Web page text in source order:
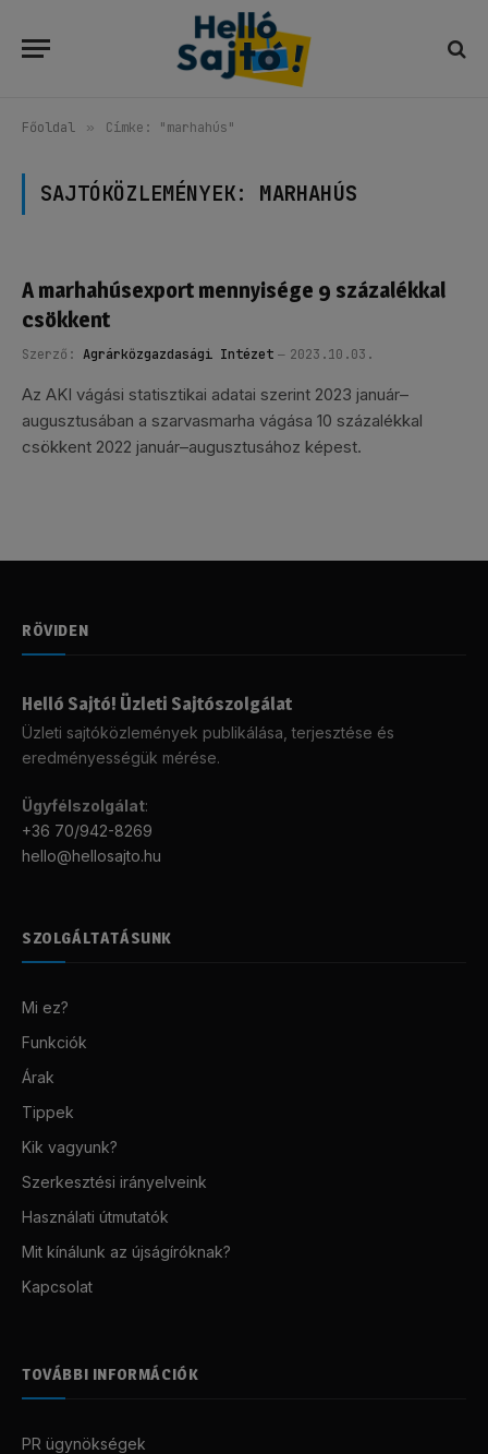
Főoldal » Címke: "marhahús"
SAJTÓKÖZLEMÉNYEK: MARHAHÚS
A marhahúsexport mennyisége 9 százalékkal
csökkent
Szerző: Agrárközgazdasági Intézet 2023.10.03.
Az AKI vágási statisztikai adatai szerint 2023 január–
augusztusában a szarvasmarha vágása 10 százalékkal
csökkent 2022 január–augusztusához képest.
RÖVIDEN
Helló Sajtó! Üzleti Sajtószolgálat
Üzleti sajtóközlemények publikálása, terjesztése és
eredményességük mérése.
Ügyfélszolgálat:
+36 70/942-8269
hello@hellosajto.hu
SZOLGÁLTATÁSUNK
Mi ez?
Funkciók
Árak
Tippek
Kik vagyunk?
Szerkesztési irányelveink
Használati útmutatók
Mit kínálunk az újságíróknak?
Kapcsolat
TOVÁBBI INFORMÁCIÓK
PR ügynökségek